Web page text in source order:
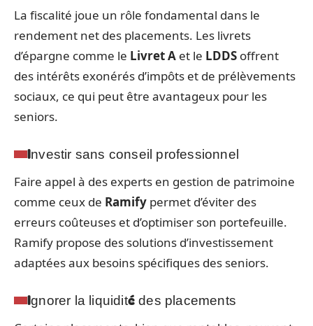
La fiscalité joue un rôle fondamental dans le
rendement net des placements. Les livrets
d’épargne comme le Livret A et le LDDS offrent
des intérêts exonérés d’impôts et de prélèvements
sociaux, ce qui peut être avantageux pour les
seniors.
Investir sans conseil professionnel
Faire appel à des experts en gestion de patrimoine
comme ceux de Ramify permet d’éviter des
erreurs coûteuses et d’optimiser son portefeuille.
Ramify propose des solutions d’investissement
adaptées aux besoins spécifiques des seniors.
Ignorer la liquidité des placements